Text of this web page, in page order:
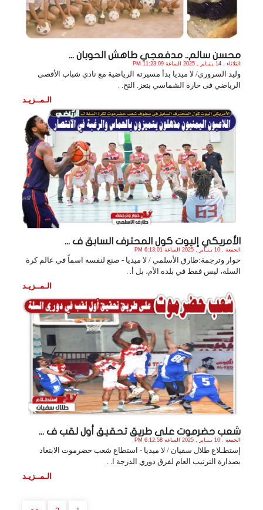
محسن سالم.. مدفعجي طاهش الحوبان ...
الثلاثاء , 14 يـنـاير , 2025 الساعة 11:23:09 PM
وليد السروري/ لا ميديا‏ بدأ مسيرته الرياضية مع نادي شباب الأقصى
الرياضي فى حارة ‏الشماسي بتعز. التح. .
الـمــزيـد
الأمريكي إليوت كول المحترف السابق ف ...
الجمعة , 10 يـنـاير , 2025 الساعة 6:13:01 PM
حوار وترجمة:طارق الأسلمي / لا ميديا - صنع لنفسه اسماً في عالم كرة
السلة، ليس فقط في بلده الأم، بل أ. .
الـمــزيـد
شعب حضرموت على طريق تحقيق أول لقب ف ...
الجمعة , 10 يـنـاير , 2025 الساعة 6:12:58 PM
إستطـلاع طلال سفيان / لا ميديا - استطاع شعب حضرموت الابتعاد
بصدارة الترتيب العام لفرق دوري الدرجة ا. .
الـمــزيـد